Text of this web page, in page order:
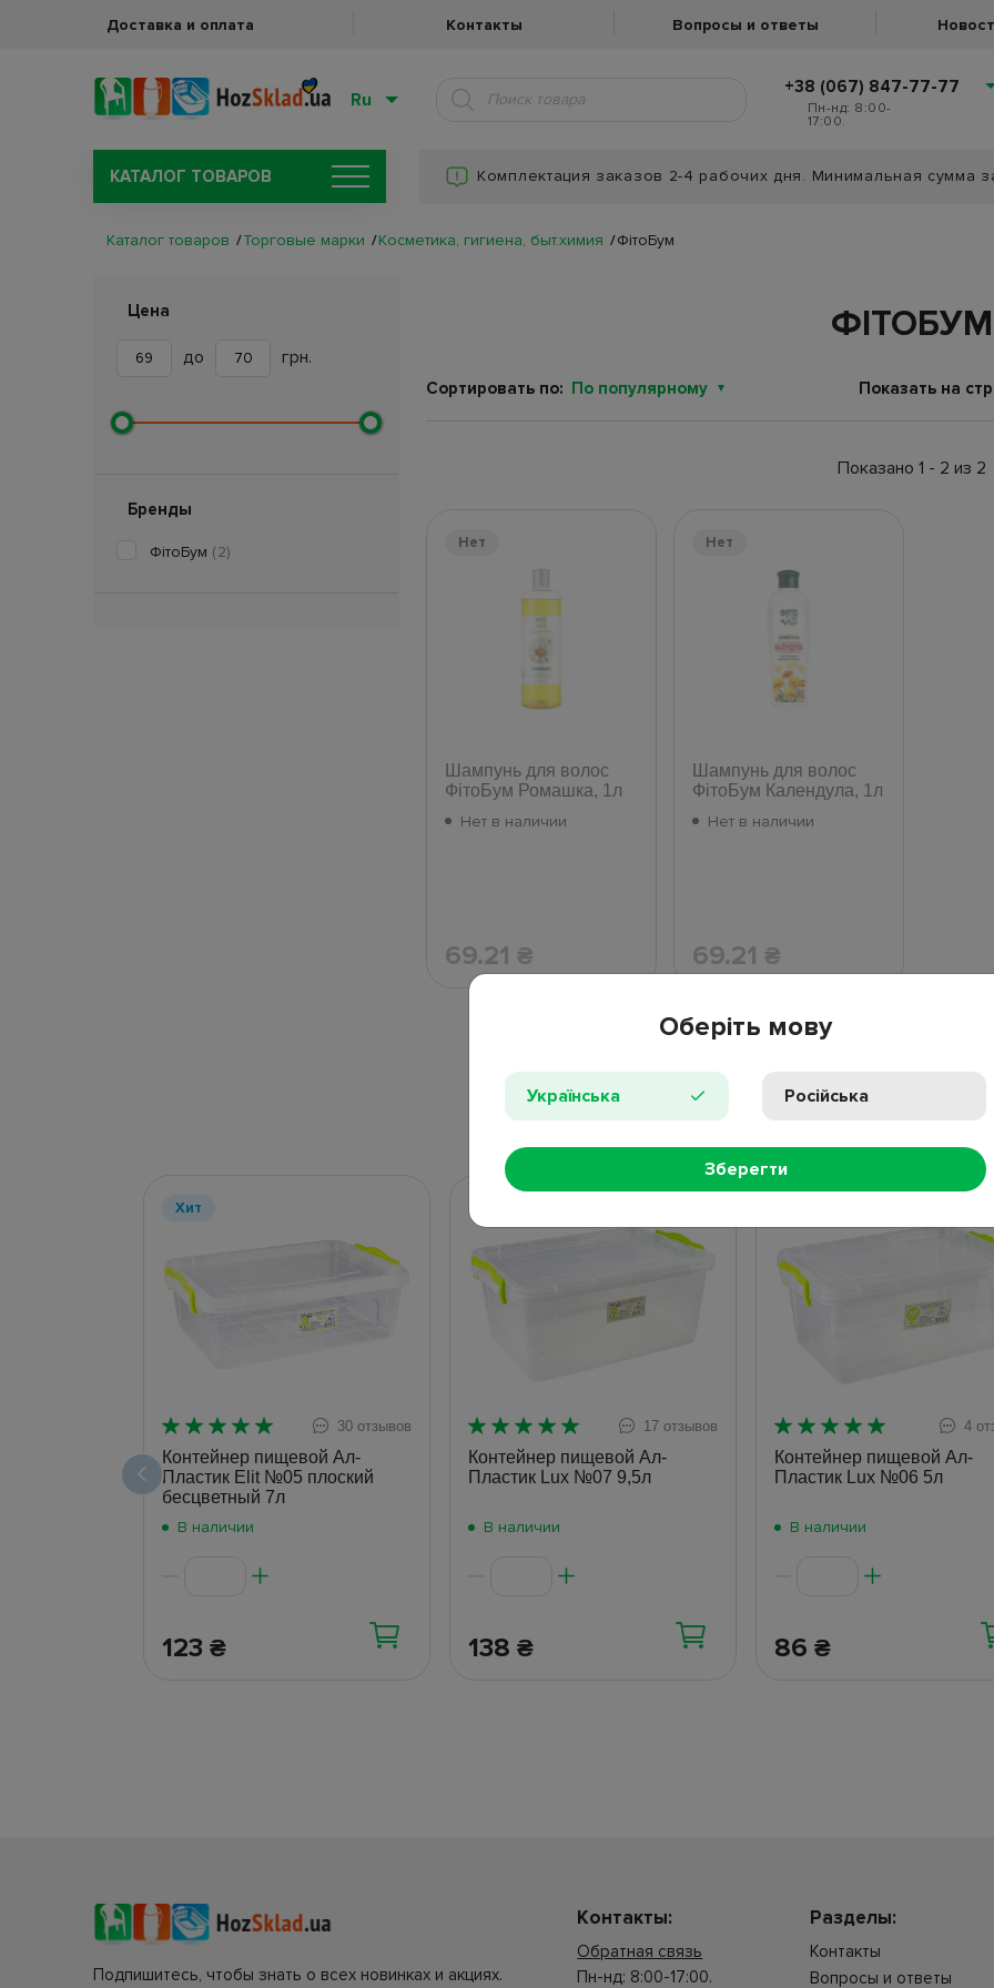
Доставка и оплата Контакты Вопросы и ответы
Ru
+38 (067) 847-77-77
Пн-нд: 8:00-
17:00.
КАТАЛОГ ТОВАРОВ Комплектация заказов 2-4 рабочих дня. Минимальная сумма
Каталог товаров Торговые марки Косметика, гигиена, быт.химия ФітоБум
Цена
до грн.
Бренды
ФітоБум (2)
ФІТОБУМ
Сортировать по: По популярному Показать на
Показано 1 - 2 из 2
Нет
Шампунь для волос
ФітоБум Ромашка, 1л
Нет в наличии
69.21 ₴
Нет
Шампунь для волос
ФітоБум Календула, 1л
Нет в наличии
69.21 ₴
ХИТЫ ПРОДАЖ
Хит
30 отзывов
Контейнер пищевой Ал-
Пластик Elit №05 плоский
бесцветный 7л
В наличии
123 ₴
17 отзывов
Контейнер пищевой Ал-
Пластик Lux №07 9,5л
В наличии
138 ₴
4
Контейнер пищевой Ал-
Пластик Lux №06 5л
В наличии
86 ₴
Оберіть мову
Українська Російська
Зберегти
Подпишитесь, чтобы знать о всех новинках и акциях.
Контакты:
Обратная связь
Пн-нд: 8:00-17:00.
Разделы:
Контакты
Вопросы и ответы